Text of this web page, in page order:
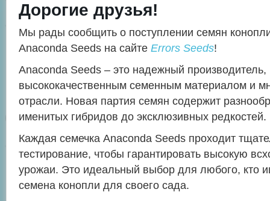
Дорогие друзья!
Мы рады сообщить о поступлении семян
Anaconda Seeds на сайте Errors Seeds!
Anaconda Seeds – это надежный производитель,
высококачественным семенным материалом и
отрасли. Новая партия семян содержит
именитых гибридов до эксклюзивных редкостей.
Каждая семечка Anaconda Seeds проходит
тестирование, чтобы гарантировать высокую
урожаи. Это идеальный выбор для любого, кто
семена конопли для своего сада.